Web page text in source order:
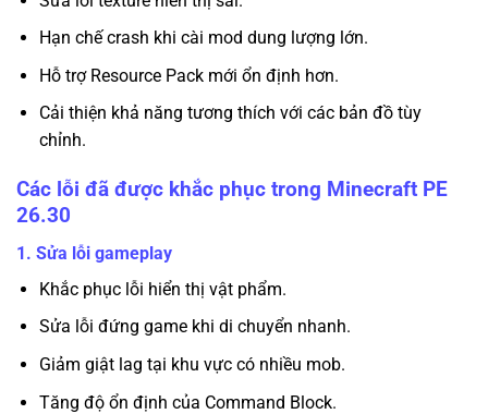
Hạn chế crash khi cài mod dung lượng lớn.
Hỗ trợ Resource Pack mới ổn định hơn.
Cải thiện khả năng tương thích với các bản đồ tùy
chỉnh.
Các lỗi đã được khắc phục trong Minecraft PE
26.30
1. Sửa lỗi gameplay
Khắc phục lỗi hiển thị vật phẩm.
Sửa lỗi đứng game khi di chuyển nhanh.
Giảm giật lag tại khu vực có nhiều mob.
Tăng độ ổn định của Command Block.